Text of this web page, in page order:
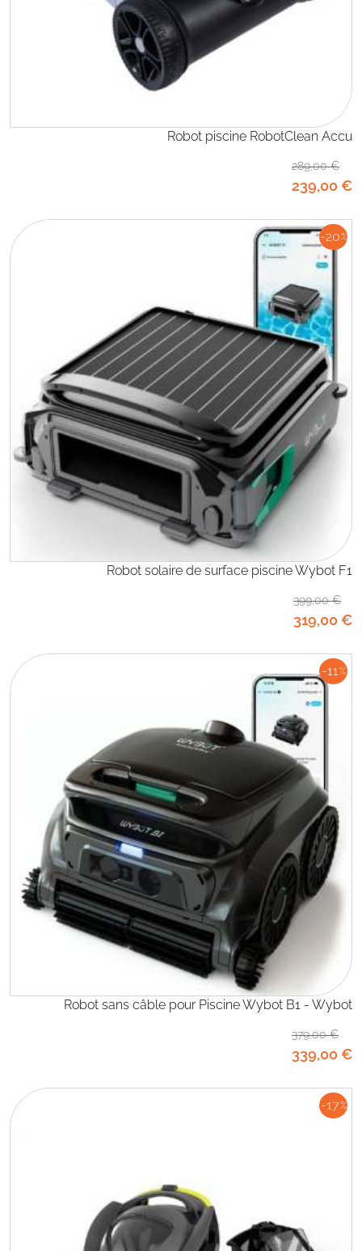
Robot piscine RobotClean Accu
289,00€
239,00 €
Robot solaire de surface piscine Wybot F1
399,00€
319,00 €
-20%
Robot sans câble pour Piscine Wybot B1 - Wybot
379,00€
339,00 €
-11%
-17%